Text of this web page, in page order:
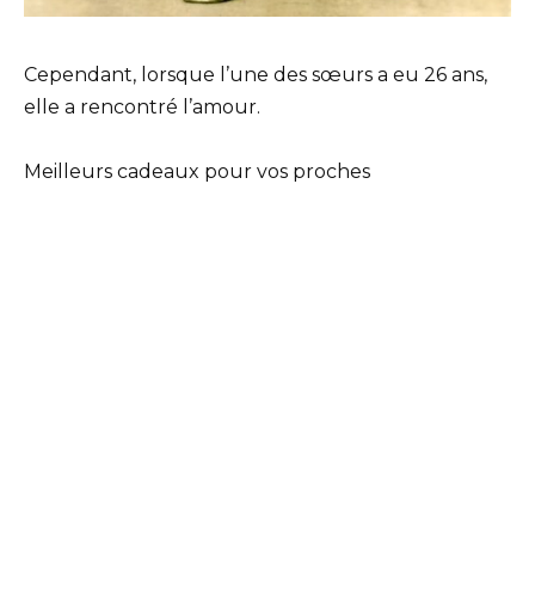
Cependant, lorsque l’une des sœurs a eu 26 ans,
elle a rencontré l’amour.
Meilleurs cadeaux pour vos proches